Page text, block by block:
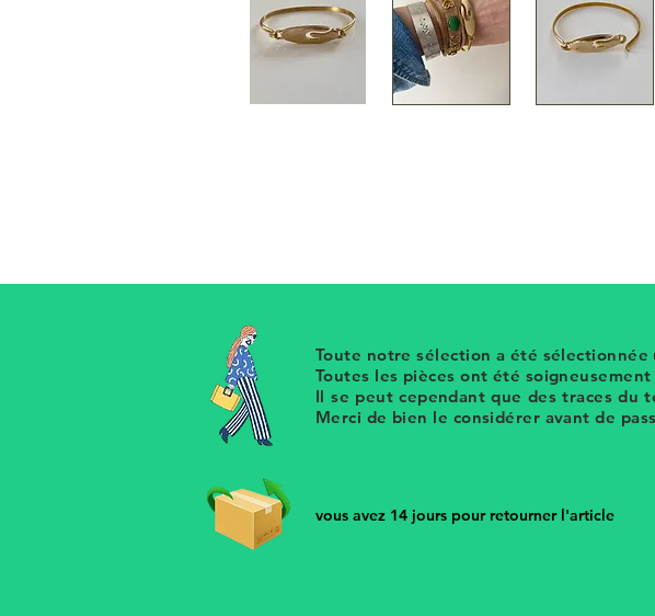
Toute notre sélection a été
Toutes les pièces ont été
Il se peut cependant que des traces du
Merci de bien le considérer avant de
vous avez 14 jours pour retourner l'article